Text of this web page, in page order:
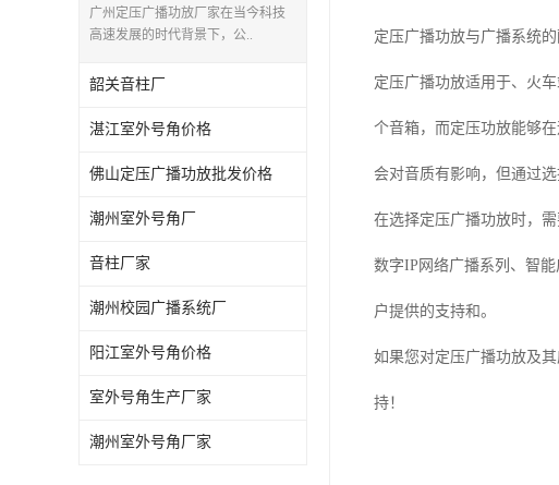
广州定压广播功放厂家在当今科技
高速发展的时代背景下，公..
韶关音柱厂
湛江室外号角价格
佛山定压广播功放批发价格
潮州室外号角厂
音柱厂家
潮州校园广播系统厂
阳江室外号角价格
室外号角生产厂家
潮州室外号角厂家
定压广播功放与广播系统
定压广播功放适用于、火
个音箱，而定压功放能够
会对音质有影响，但通过
在选择定压广播功放时，
数字IP网络广播系列、智
户提供的支持和。
如果您对定压广播功放及
持！